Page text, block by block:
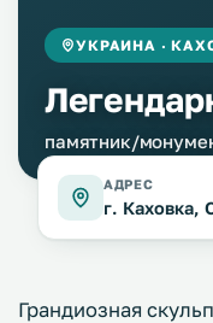
УКРАИНА ·
памятник/
АДРЕС
г. Каховка,
Грандиозная